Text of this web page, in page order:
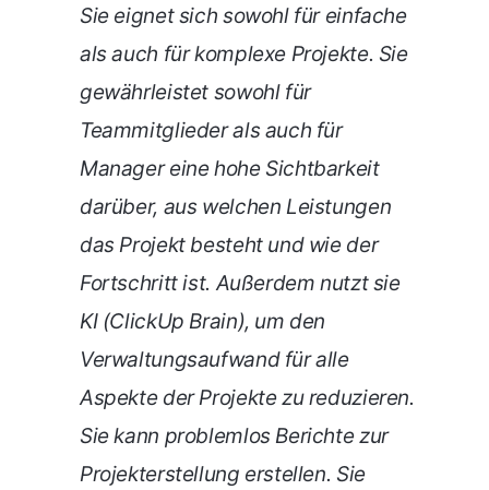
Sie eignet sich sowohl für einfache
als auch für komplexe Projekte. Sie
gewährleistet sowohl für
Teammitglieder als auch für
Manager eine hohe Sichtbarkeit
darüber, aus welchen Leistungen
das Projekt besteht und wie der
Fortschritt ist. Außerdem nutzt sie
KI (ClickUp Brain), um den
Verwaltungsaufwand für alle
Aspekte der Projekte zu reduzieren.
Sie kann problemlos Berichte zur
Projekterstellung erstellen. Sie